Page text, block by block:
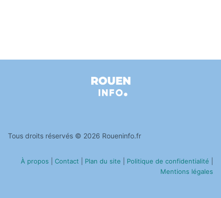
Tous droits réservés © 2026 Roueninfo.fr
À propos Contact Plan du site Politique de confidentialité
Mentions légales